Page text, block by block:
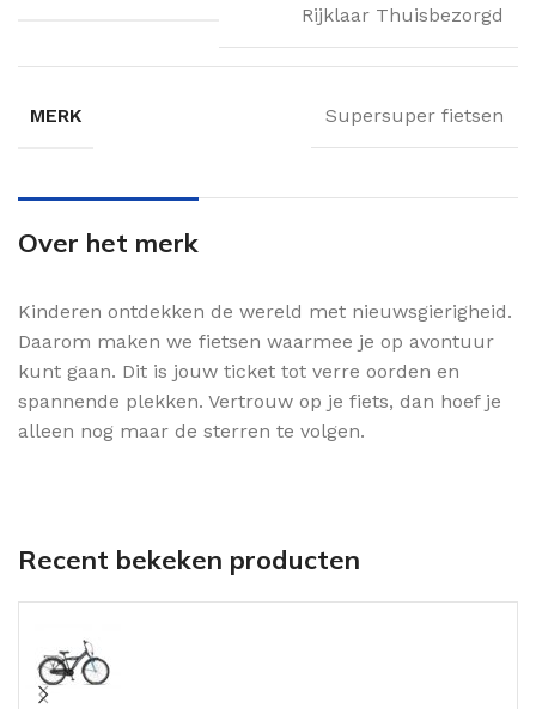
Rijklaar Thuisbezorgd
MERK Supersuper fietsen
Over het merk
Kinderen ontdekken de wereld met nieuwsgierigheid.
Daarom maken we fietsen waarmee je op avontuur
kunt gaan. Dit is jouw ticket tot verre oorden en
spannende plekken. Vertrouw op je fiets, dan hoef je
alleen nog maar de sterren te volgen.
Recent bekeken producten